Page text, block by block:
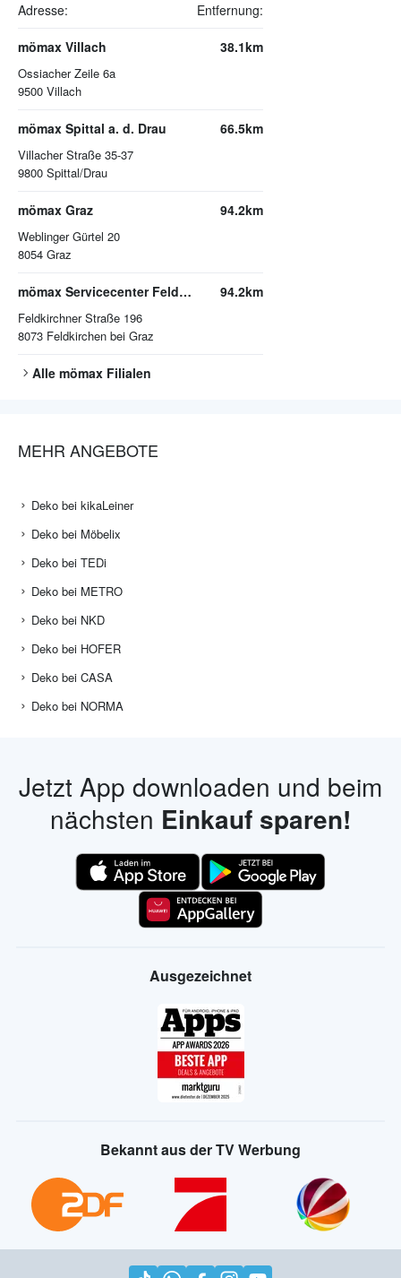
Adresse: Entfernung:
mömax Villach
Ossiacher Zeile 6a
9500 Villach
38.1km
mömax Spittal a. d. Drau
Villacher Straße 35-37
9800 Spittal/Drau
66.5km
mömax Graz
Weblinger Gürtel 20
8054 Graz
94.2km
mömax Servicecenter Feldkirchen
Feldkirchner Straße 196
8073 Feldkirchen bei Graz
94.2km
Alle mömax Filialen
MEHR ANGEBOTE
Deko bei kikaLeiner
Deko bei Möbelix
Deko bei TEDi
Deko bei METRO
Deko bei NKD
Deko bei HOFER
Deko bei CASA
Deko bei NORMA
Jetzt App downloaden und beim
nächsten Einkauf sparen!
Ausgezeichnet
Bekannt aus der TV Werbung